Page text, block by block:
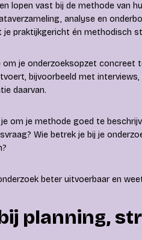
lopen vast bij de methode van
analyse en
je praktijkgericht én methodisch
om je onderzoeksopzet concreet
bijvoorbeeld met
daarvan.
om je methode goed te
Wie betrek je bij je
beter uitvoerbaar en
planning,